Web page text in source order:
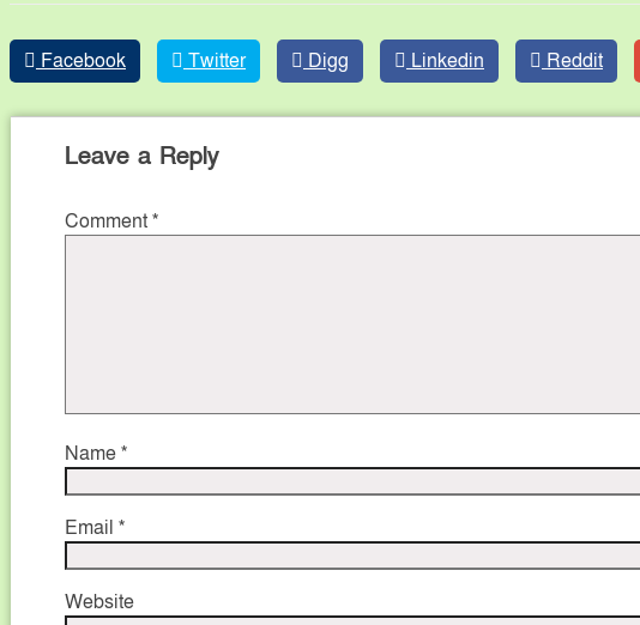
Facebook Twitter Digg Linkedin Reddit
Leave a Reply
Comment*
Name*
Email *
Website